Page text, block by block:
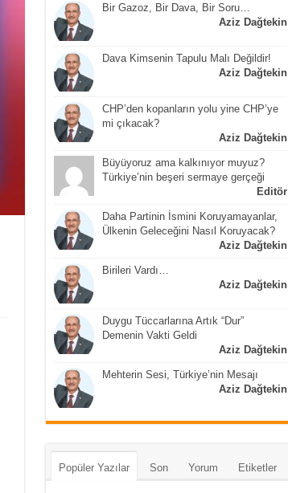
Bir Gazoz, Bir Dava, Bir Soru…
Aziz Dağtekin
Dava Kimsenin Tapulu Malı Değildir!
Aziz Dağtekin
CHP’den kopanların yolu yine CHP’ye
mi çıkacak?
Aziz Dağtekin
Büyüyoruz ama kalkınıyor muyuz?
Türkiye’nin beşeri sermaye gerçeği
Editör
Daha Partinin İsmini Koruyamayanlar,
Ülkenin Geleceğini Nasıl Koruyacak?
Aziz Dağtekin
Birileri Vardı…
Aziz Dağtekin
Duygu Tüccarlarına Artık “Dur”
Demenin Vakti Geldi
Aziz Dağtekin
Mehterin Sesi, Türkiye’nin Mesajı
Aziz Dağtekin
Popüler Yazılar Son Yorum Etiketler